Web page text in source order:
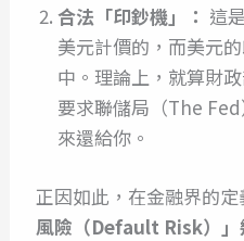
合法「印鈔機」： 這
美元計價的，而美元
中。理論上，就算財
要求聯儲局（The
來還給你。
正因如此，在金融界的定
風險（Default Risk）」